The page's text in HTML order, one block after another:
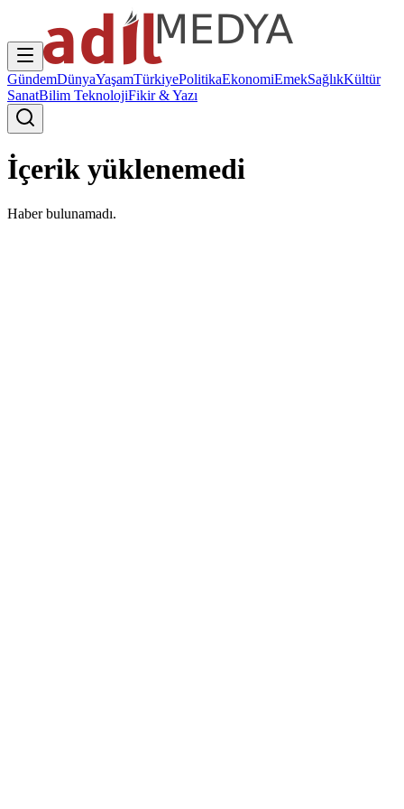
GündemDünyaYaşamTürkiyePolitikaEkonomiEmekSağlıkKültür
SanatBilim TeknolojiFikir & Yazı
İçerik yüklenemedi
Haber bulunamadı.